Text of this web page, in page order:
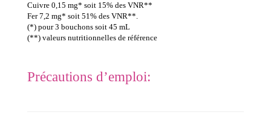
Cuivre 0,15 mg* soit 15% des VNR**
Fer 7,2 mg* soit 51% des VNR**.
(*) pour 3 bouchons soit 45 mL
(**) valeurs nutritionnelles de référence
Précautions d’emploi: